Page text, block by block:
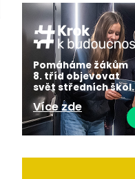
Pomáháme žákům
8. tříd objevovat
svět středních škol.
Více zde